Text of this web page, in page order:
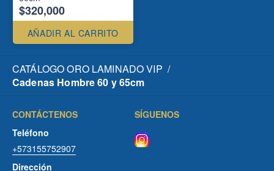
$320,000
AÑADIR AL CARRITO
CATÁLOGO ORO LAMINADO VIP /
Cadenas Hombre 60 y 65cm
CONTÁCTENOS
Teléfono
+573155752907
Dirección
SÍGUENOS